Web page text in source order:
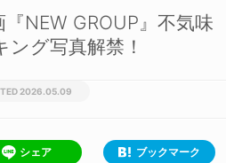
NEW GROUP』不気味
グ写真解禁！
2026.05.09
シェア ブックマーク